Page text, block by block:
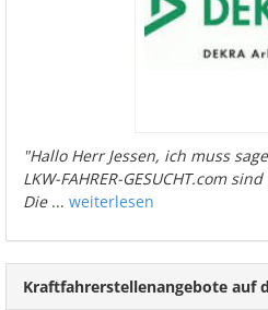
"Hallo Herr Jessen, ich muss
LKW-FAHRER-GESUCHT.com
Die... weiterlesen
Kraftfahrerstellenangebote auf